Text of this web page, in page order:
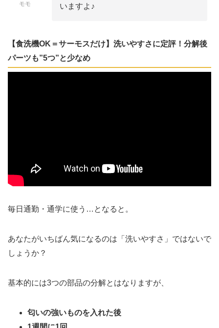
モモ
いますよ♪
【食洗機OK＝サーモスだけ】洗いやすさに定評！分解後
パーツも”5つ”と少なめ
毎日通勤・通学に使う…となると。
あなたがいちばん気になるのは「洗いやすさ」ではないで
しょうか？
基本的には3つの部品の分解とはなりますが、
匂いの強いものを入れた後